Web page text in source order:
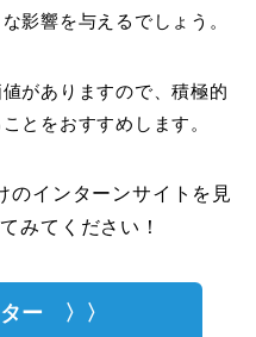
影響を与えるでしょう。
がありますので、積極的
とをおすすめします。
のインターンサイトを見
みてください！
ー 〉〉
人生の作り方
友人・恋人編